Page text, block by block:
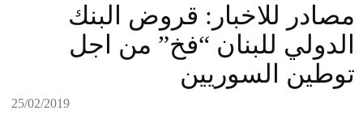
مصادر للاخبار: قروض البنك
الدولي للبنان “فخ” من اجل
توطين السوريين
25/02/2019